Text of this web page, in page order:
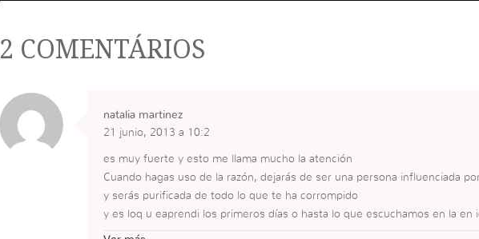
2 COMENTÁRIOS
natalia martinez
21 junio, 2013 a 10:2
es muy fuerte y esto me llama mucho la atención
Cuando hagas uso de la razón, dejarás de ser una persona influenciada
y serás purificada de todo lo que te ha corrompido
y es loq u eaprendi los primeros días o hasta lo que escuchamos en la en
la fe que es diferente a tener fe